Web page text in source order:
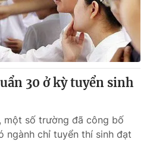
30 ở kỳ tuyển sinh
một số trường đã công bố
ngành chỉ tuyển thí sinh đạt